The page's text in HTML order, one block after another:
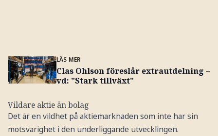
LÄS MER
Clas Ohlson föreslår extrautdelning –
vd: ”Stark tillväxt”
Vildare aktie än bolag
Det är en vildhet på aktiemarknaden som inte har sin
motsvarighet i den underliggande utvecklingen.